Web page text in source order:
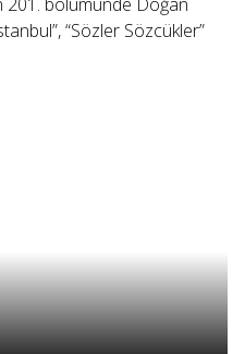
“Sözler Sözcükler”